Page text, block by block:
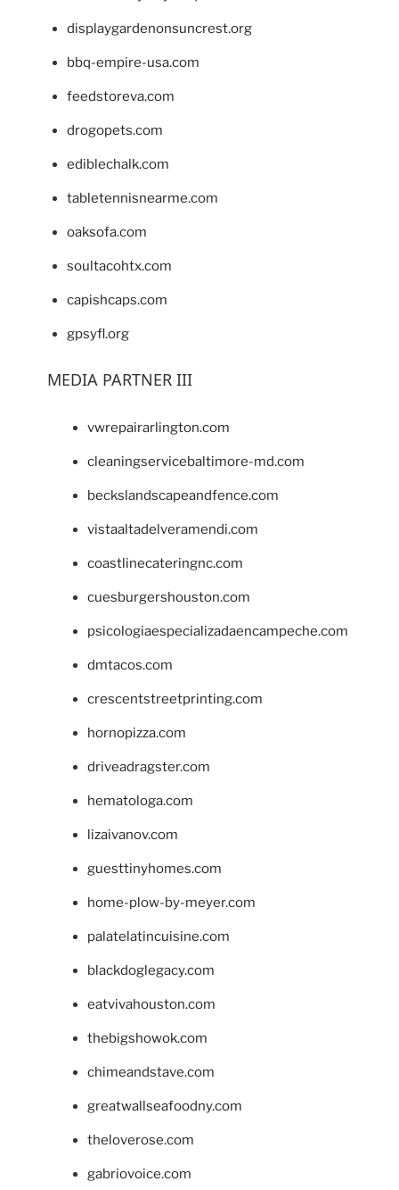
displaygardenonsuncrest.org
bbq-empire-usa.com
feedstoreva.com
drogopets.com
ediblechalk.com
tabletennisnearme.com
oaksofa.com
soultacohtx.com
capishcaps.com
gpsyfl.org
MEDIA PARTNER III
vwrepairarlington.com
cleaningservicebaltimore-md.com
beckslandscapeandfence.com
vistaaltadelveramendi.com
coastlinecateringnc.com
cuesburgershouston.com
psicologiaespecializadaencampeche.com
dmtacos.com
crescentstreetprinting.com
hornopizza.com
driveadragster.com
hematologa.com
lizaivanov.com
guesttinyhomes.com
home-plow-by-meyer.com
palatelatincuisine.com
blackdoglegacy.com
eatvivahouston.com
thebigshowok.com
chimeandstave.com
greatwallseafoodny.com
theloverose.com
gabriovoice.com